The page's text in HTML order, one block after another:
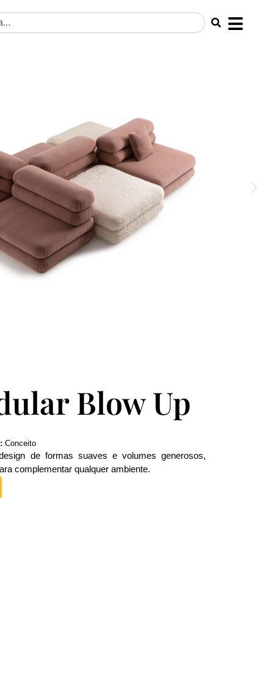
Blow Up
Conceito
de formas suaves e volumes generosos,
complementar qualquer ambiente.